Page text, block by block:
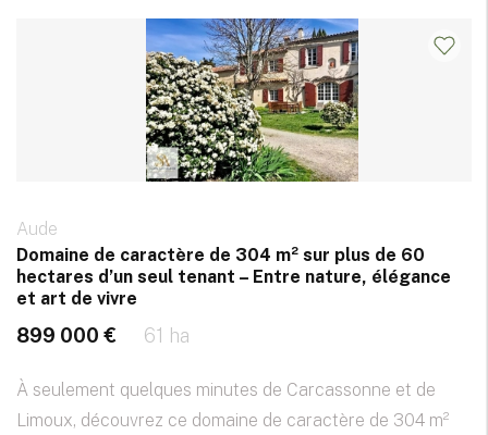
Aude
Domaine de caractère de 304 m² sur plus de 60
hectares d’un seul tenant – Entre nature, élégance
et art de vivre
899 000 € 61 ha
À seulement quelques minutes de Carcassonne et de
Limoux, découvrez ce domaine de caractère de 304 m²